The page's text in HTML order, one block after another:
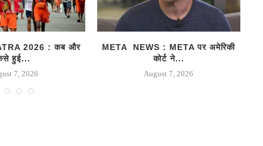
2026 : कब और
हुई...
7, 2026
META NEWS : META पर अमेरिकी
कोर्ट ने...
August 7, 2026